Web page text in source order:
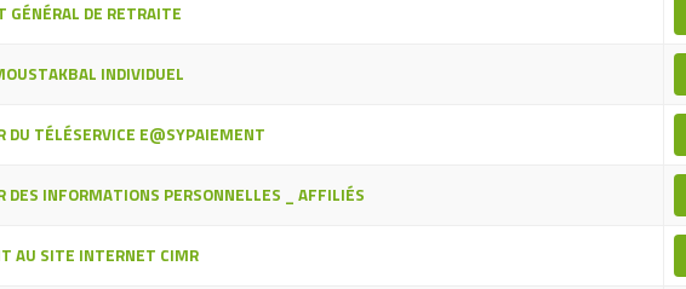
DE RETRAITE
INDIVIDUEL
DU TÉLÉSERVICE E@SYPAIEMENT
DES INFORMATIONS PERSONNELLES _ AFFILIÉS
AU SITE INTERNET CIMR